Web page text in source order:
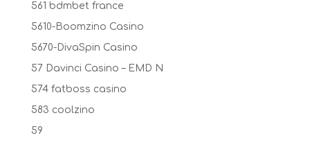
561 bdmbet france
5610-Boomzino Casino
5670-DivaSpin Casino
57 Davinci Casino – EMD N
574 fatboss casino
583 coolzino
59